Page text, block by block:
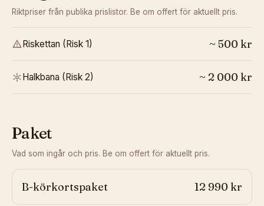
Riktpriser från publika prislistor. Be om offert för aktuellt pris.
Riskettan (Risk 1) ~ 500 kr
Halkbana (Risk 2) ~ 2 000 kr
Paket
Vad som ingår och pris. Be om offert för aktuellt pris.
B-körkortspaket 12 990 kr